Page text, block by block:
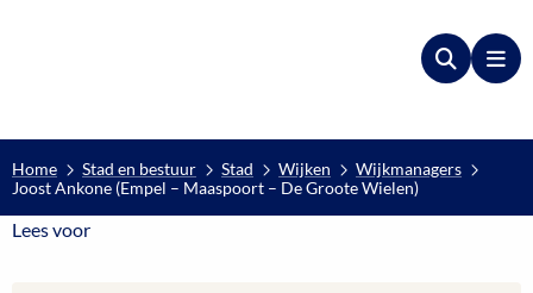
Zoeken
Home Stad en bestuur Stad Wijken
Wijkmanagers
Joost Ankone (Empel – Maaspoort – De Groote Wielen)
Lees voorLees voor